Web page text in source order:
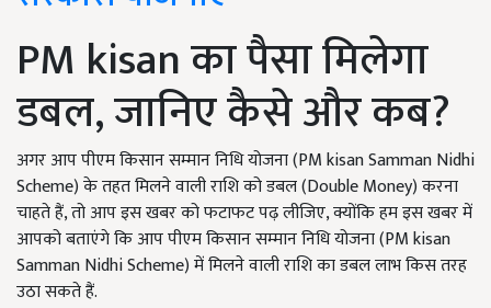
PM kisan का पैसा मिलेगा
डबल, जानिए कैसे और कब?
अगर आप पीएम किसान सम्मान निधि योजना (PM kisan Samman Nidhi
Scheme) के तहत मिलने वाली राशि को डबल (Double Money) करना
चाहते हैं, तो आप इस खबर को फटाफट पढ़ लीजिए, क्योंकि हम इस खबर में
आपको बताएंगे कि आप पीएम किसान सम्मान निधि योजना (PM kisan
Samman Nidhi Scheme) में मिलने वाली राशि का डबल लाभ किस तरह
उठा सकते हैं.